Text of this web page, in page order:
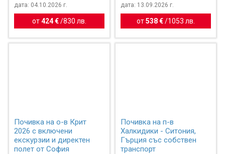
дата: 04.10.2026 г.
от424 € /830 лв.
дата: 13.09.2026 г.
от538 €/ 1053 лв.
Почивка на о-в Крит
2026 с включени
екскурзии и директен
полет от София
Почивка на п-в
Халкидики - Ситония,
Гърция със собствен
транспорт